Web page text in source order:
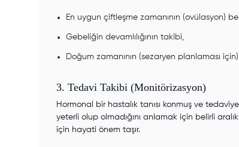
En uygun çiftleşme zamanının (ovülasyon)
Gebeliğin devamlılığının takibi,
Doğum zamanının (sezaryen planlaması
3. Tedavi Takibi (Monitörizasyon)
Hormonal bir hastalık tanısı konmuş ve
yeterli olup olmadığını anlamak için belirli
için hayati önem taşır.